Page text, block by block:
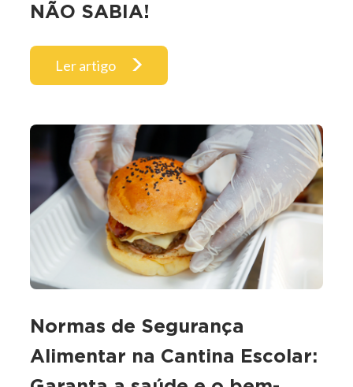
Normas de Segurança
Alimentar na Cantina Escolar:
NÃO SABIA!
Ler artigo